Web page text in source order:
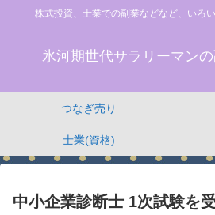
株式投資、士業での副業などなど、いろ
氷河期世代サラリーマン
つなぎ売り
士業(資格)
中小企業診断士 1次試験を